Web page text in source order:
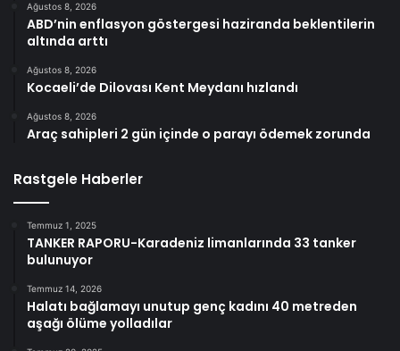
Ağustos 8, 2026
ABD’nin enflasyon göstergesi haziranda beklentilerin
altında arttı
Ağustos 8, 2026
Kocaeli’de Dilovası Kent Meydanı hızlandı
Ağustos 8, 2026
Araç sahipleri 2 gün içinde o parayı ödemek zorunda
Rastgele Haberler
Temmuz 1, 2025
TANKER RAPORU-Karadeniz limanlarında 33 tanker
bulunuyor
Temmuz 14, 2026
Halatı bağlamayı unutup genç kadını 40 metreden
aşağı ölüme yolladılar